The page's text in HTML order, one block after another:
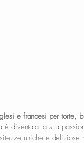
e francesi per torte,
è diventata la sua
uniche e deliziose